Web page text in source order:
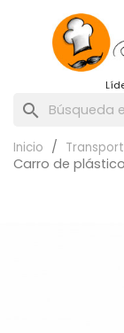
search
Inicio
Carro de